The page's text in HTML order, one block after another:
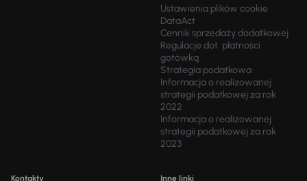
Ustawienia plików cookie
DataAct
Cennik sprzedaży dodatkowej
Regulacje dot. płatności
gotówką
Strategia podatkowa
Informacja o realizowanej
strategii podatkowej za rok
2022
Informacja o realizowanej
strategii podatkowej za rok
2023
Kontakty Inne linki